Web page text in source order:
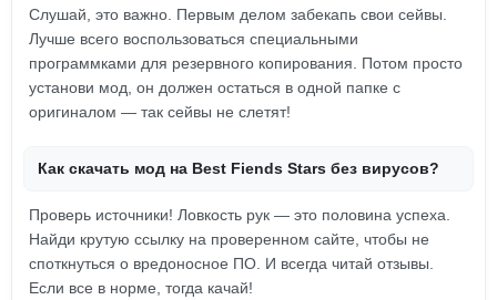
Слушай, это важно. Первым делом забекапь свои сейвы.
Лучше всего воспользоваться специальными
программками для резервного копирования. Потом просто
установи мод, он должен остаться в одной папке с
оригиналом — так сейвы не слетят!
Как скачать мод на Best Fiends Stars без вирусов?
Проверь источники! Ловкость рук — это половина успеха.
Найди крутую ссылку на проверенном сайте, чтобы не
споткнуться о вредоносное ПО. И всегда читай отзывы.
Если все в норме, тогда качай!